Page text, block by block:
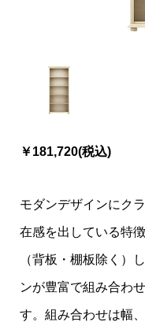
￥181,720(税込)
モダンデザインにク
在感を出している特
（背板・棚板除く）
ンが豊富で組み合わ
す。組み合わせは幅